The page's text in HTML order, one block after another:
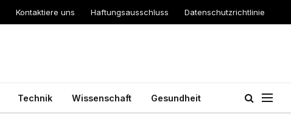
Kontaktiere uns Haftungsausschluss Datenschutzrichtlinie
Technik Wissenschaft Gesundheit